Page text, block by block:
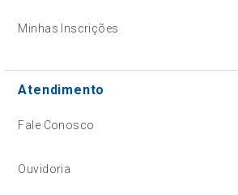
Minhas Inscrições
Atendimento
Fale Conosco
Ouvidoria